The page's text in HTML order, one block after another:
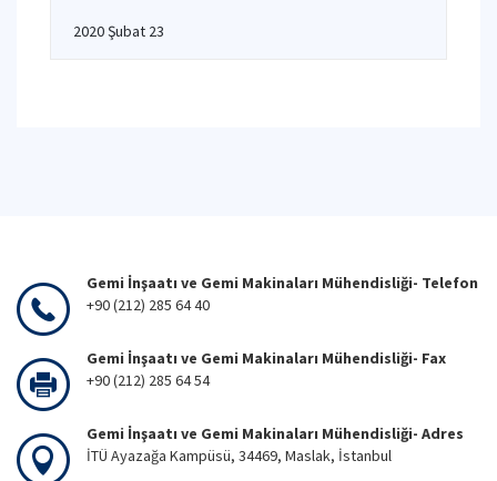
2020 Şubat 23
Gemi İnşaatı ve Gemi Makinaları Mühendisliği- Telefon
+90 (212) 285 64 40
Gemi İnşaatı ve Gemi Makinaları Mühendisliği- Fax
+90 (212) 285 64 54
Gemi İnşaatı ve Gemi Makinaları Mühendisliği- Adres
İTÜ Ayazağa Kampüsü, 34469, Maslak, İstanbul